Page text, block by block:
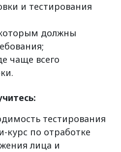
и тестирования
должны
чаще всего
тестирования
курс по отработке
лица и